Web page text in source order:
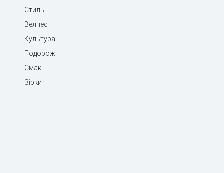
Стиль
Велнес
Культура
Подорожі
Смак
Зірки